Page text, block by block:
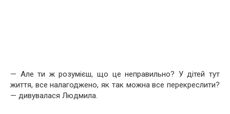
— Але ти ж розумієш, що це неправильно? У дітей тут
життя, все налагоджено, як так можна все перекреслити?
— дивувалася Людмила.